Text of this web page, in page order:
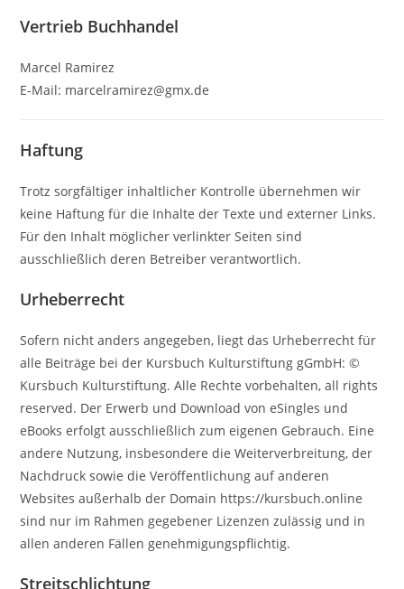
Vertrieb Buchhandel
Marcel Ramirez
E-Mail: marcelramirez@gmx.de
Haftung
Trotz sorgfältiger inhaltlicher Kontrolle übernehmen wir
keine Haftung für die Inhalte der Texte und externer Links.
Für den Inhalt möglicher verlinkter Seiten sind
ausschließlich deren Betreiber verantwortlich.
Urheberrecht
Sofern nicht anders angegeben, liegt das Urheberrecht für
alle Beiträge bei der Kursbuch Kulturstiftung gGmbH: ©
Kursbuch Kulturstiftung. Alle Rechte vorbehalten, all rights
reserved. Der Erwerb und Download von eSingles und
eBooks erfolgt ausschließlich zum eigenen Gebrauch. Eine
andere Nutzung, insbesondere die Weiterverbreitung, der
Nachdruck sowie die Veröffentlichung auf anderen
Websites außerhalb der Domain https://kursbuch.online
sind nur im Rahmen gegebener Lizenzen zulässig und in
allen anderen Fällen genehmigungspflichtig.
Streitschlichtung